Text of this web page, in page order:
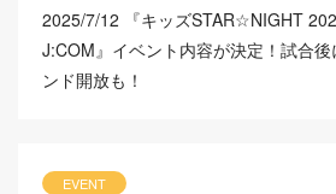
2025/7/12
『キッズSTAR☆NIGHT
J:COM』イベント内容が決定！試合
ンド開放も！
EVENT